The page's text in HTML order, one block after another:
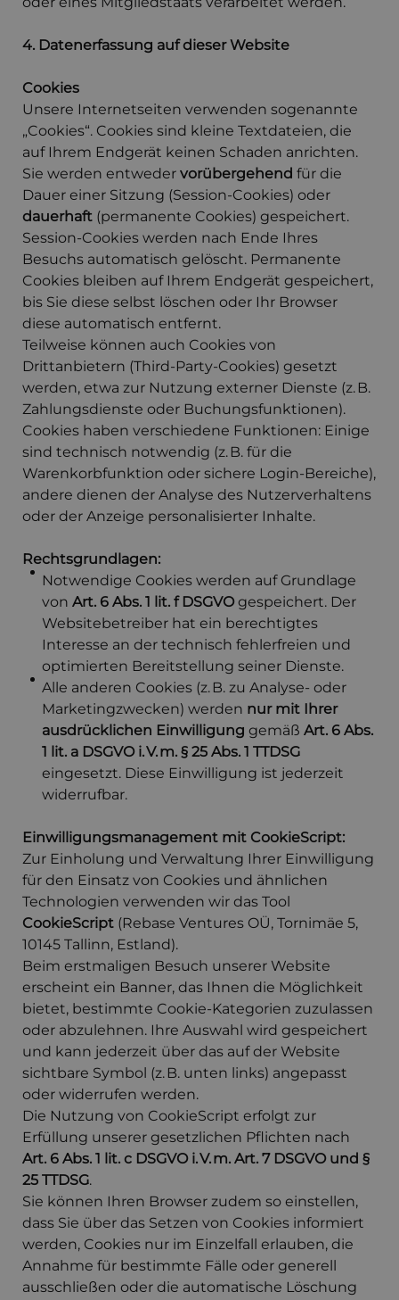
4. Datenerfassung auf dieser Website
Cookies
Unsere Internetseiten verwenden sogenannte
„Cookies“. Cookies sind kleine Textdateien, die
auf Ihrem Endgerät keinen Schaden anrichten.
Sie werden entweder vorübergehend für die
Dauer einer Sitzung (Session-Cookies) oder
dauerhaft (permanente Cookies) gespeichert.
Session-Cookies werden nach Ende Ihres
Besuchs automatisch gelöscht. Permanente
Cookies bleiben auf Ihrem Endgerät gespeichert,
bis Sie diese selbst löschen oder Ihr Browser
diese automatisch entfernt.
Teilweise können auch Cookies von
Drittanbietern (Third-Party-Cookies) gesetzt
werden, etwa zur Nutzung externer Dienste (z. B.
Zahlungsdienste oder Buchungsfunktionen).
Cookies haben verschiedene Funktionen: Einige
sind technisch notwendig (z. B. für die
Warenkorbfunktion oder sichere Login-Bereiche),
andere dienen der Analyse des Nutzerverhaltens
oder der Anzeige personalisierter Inhalte.
Rechtsgrundlagen:
Notwendige Cookies werden auf Grundlage
von Art. 6 Abs. 1 lit. f DSGVOgespeichert. Der
Websitebetreiber hat ein berechtigtes
Interesse an der technisch fehlerfreien und
optimierten Bereitstellung seiner Dienste.
Alle anderen Cookies (z. B. zu Analyse- oder
Marketingzwecken) werden nur mit Ihrer
ausdrücklichen Einwilligung gemäß Art. 6 Abs.
1 lit. a DSGVO i. V. m. § 25 Abs. 1 TTDSG
eingesetzt. Diese Einwilligung ist jederzeit
widerrufbar.
Einwilligungsmanagement mit CookieScript:
Zur Einholung und Verwaltung Ihrer Einwilligung
für den Einsatz von Cookies und ähnlichen
Technologien verwenden wir das Tool
CookieScript (Rebase Ventures OÜ, Tornimäe 5,
10145 Tallinn, Estland).
Beim erstmaligen Besuch unserer Website
erscheint ein Banner, das Ihnen die Möglichkeit
bietet, bestimmte Cookie-Kategorien zuzulassen
oder abzulehnen. Ihre Auswahl wird gespeichert
und kann jederzeit über das auf der Website
sichtbare Symbol (z. B. unten links) angepasst
oder widerrufen werden.
Die Nutzung von CookieScript erfolgt zur
Erfüllung unserer gesetzlichen Pflichten nach
Art. 6 Abs. 1 lit. c DSGVO i. V. m. Art. 7 DSGVO und §
25 TTDSG.
Sie können Ihren Browser zudem so einstellen,
dass Sie über das Setzen von Cookies informiert
werden, Cookies nur im Einzelfall erlauben, die
Annahme für bestimmte Fälle oder generell
ausschließen oder die automatische Löschung